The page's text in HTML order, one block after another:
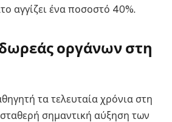
αγγίζει ένα ποσοστό 40%.
οργάνων στη
τα τελευταία χρόνια στη
σημαντική αύξηση των